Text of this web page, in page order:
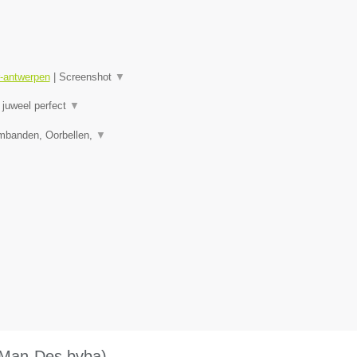
| Screenshot ▼
perfect ▼
Oorbellen, ▼